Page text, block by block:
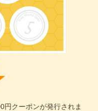
円クーポンが発行されま